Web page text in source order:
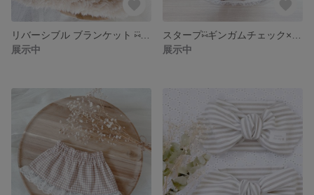
展示中
展示中